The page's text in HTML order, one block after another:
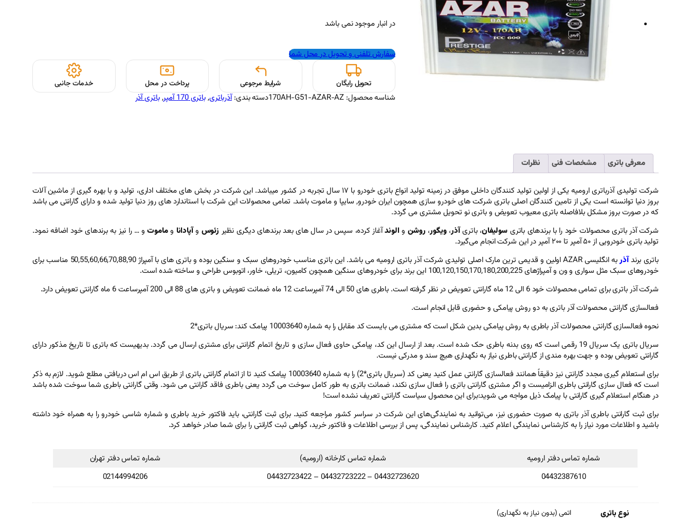
در انبار موجود نمی باشد
سفارش تلفنی و تحویل در محل شما
تحویل رایگان شرایط مرجوعی پرداخت در محل خدمات جانبی
شناسه محصول: 170AH-G51-AZAR-AZدسته بندی:آذرباتری, باتری 170 آمپر , باتری آذر
معرفی باتری مشخصات فنی نظرات
شرکت تولیدی آذرباتری ارومیه یکی از اولین تولید کنندگان داخلی موفق در زمینه تولید انواع باتری خودرو با ۱۷ سال تجربه در کشور میباشد. این شرکت در بخش های مختلف اداری، تولید و با بهره گیری از ماشین آلات
بروز دنیا توانسته است یکی از تامین کنندگان اصلی باتری شرکت های خودرو سازی همچون ایران خودرو, سایپا و ماموت باشد. تمامی محصولات این شرکت با استاندارد های روز دنیا تولید شده و دارای گارانتی می باشد
که در صورت بروز مشکل بلافاصله باتری معیوب تعویض و باتری نو تحویل مشتری می گردد.
شرکت آذر باتری محصولات خود را با برندهای باتری سولیفان، باتریآذر،ویگور، روشن والوندآغاز کرده، سپس در سال های بعد برندهای دیگری نظیر زئوس وآپادانا وماموت و … را نیز به برندهای خود اضافه نمود.
تولید باتری خودرویی از ۵۰ آمپر تا ۲۰۰ آمپر در این شرکت انجام می‌گیرد.
باتری برندآذر
به انگلیسی AZAR اولین و قدیمی ترین مارک اصلی تولیدی شرکت آذر باتری ارومیه می باشد. این باتری مناسب خودروهای سبک و سنگین بوده و باتری های با آمپراژ 50,55,60,66,70,88,90 مناسب برای
خودروهای سبک مثل سواری و ون و آمپراژهای 100,120,150,170,180,200,225 این برند برای خودروهای سنگین همچون کامیون، تریلی، خاور، اتوبوس طراحی و ساخته شده است.
شرکت آذر باتری برای تمامی محصولات خود 6 الی 12 ماه گارانتی تعویض در نظر گرفته است. باطری های 50 الی 74 آمپرساعت 12 ماه ضمانت تعویض و باتری های 88 الی 200 آمپرساعت 6 ماه گارانتی تعویض دارد.
فعالسازی گارانتی محصولات آذر باتری به دو روش پیامکی و حضوری قابل انجام است.
نحوه فعالسازی گارانتی محصولات آذر باطری به روش پیامکی بدین شکل است که مشتری می بایست کد مقابل را به شماره 10003640 پیامک کند: سریال باتری*2
سریال باتری یک سریال 19 رقمی است که روی بدنه باطری حک شده است. بعد از ارسال این کد، پیامکی حاوی فعال سازی و تاریخ اتمام گارانتی برای مشتری ارسال می گردد. بدیهیست که باتری تا تاریخ مذکور دارای
گارانتی تعویض بوده و جهت بهره مندی از گارانتی باطری نیاز به نگهداری هیچ سند و مدرکی نیست.
برای استعلام گیری مجدد گارانتی نیز دقیقاً همانند فعالسازی گارانتی عمل کنید یعنی کد (سریال باتری*2) را به شماره 10003640 پیامک کنید تا از اتمام گارانتی باتری از طریق اس ام اس دریافتی مطلع شوید. لازم به ذکر
است که فعال سازی گارانتی باطری الزامیست و اگر مشتری گارانتی باتری را فعال سازی نکند، ضمانت باتری به طور کامل سوخت می گردد یعنی باطری فاقد گارانتی می شود. وقتی گارانتی باطری شما سوخت شده باشد
در هنگام استعلام گیری گارانتی با پیامک ذیل مواجه می شوید:برای این محصول سیاست گارانتی تعریف نشده است!
برای ثبت گارانتی باطری آذر باتری به صورت حضوری نیز، می‌توانید به نمایندگی‌های این شرکت در سراسر کشور مراجعه کنید. برای ثبت گارانتی، باید فاکتور خرید باطری و شماره شاسی خودرو را به همراه خود داشته
باشید و اطلاعات مورد نیاز را به کارشناس نمایندگی اعلام کنید. کارشناس نمایندگی، پس از بررسی اطلاعات و فاکتور خرید، گواهی ثبت گارانتی را برای شما صادر خواهد کرد.
شماره تماس دفتر ارومیه شماره تماس کارخانه (ارومیه)
شماره تماس دفتر تهران
04432387610
04432723422 – 04432723222 – 04432723620
02144994206
نوع باتری اتمی (بدون نیاز به نگهداری)